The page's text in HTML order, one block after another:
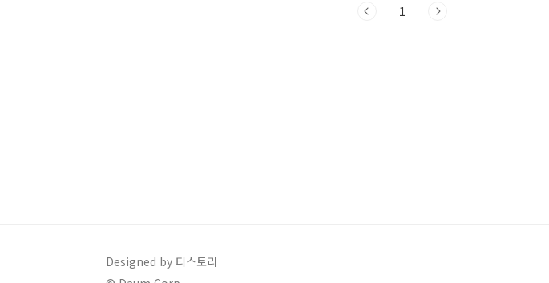
1
Designed by 티스토리